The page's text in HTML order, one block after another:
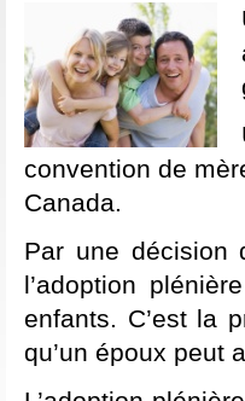
convention de
Canada.
Par une décision
l’adoption
enfants. C’est la
qu’un époux peut